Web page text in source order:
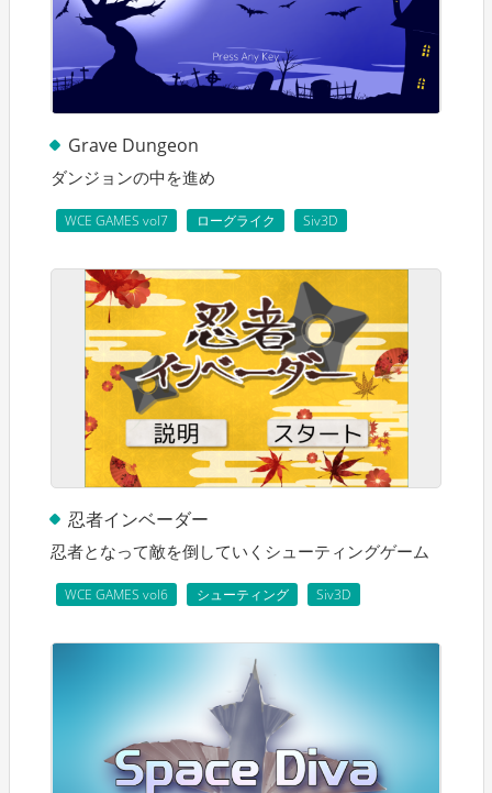
Grave Dungeon
ダンジョンの中を進め
WCE GAMES vol7 ローグライク Siv3D
忍者インベーダー
忍者となって敵を倒していくシューティングゲーム
WCE GAMES vol6 シューティング Siv3D